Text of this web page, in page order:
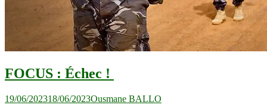
FOCUS : Échec !
19/06/202318/06/2023Ousmane BALLO